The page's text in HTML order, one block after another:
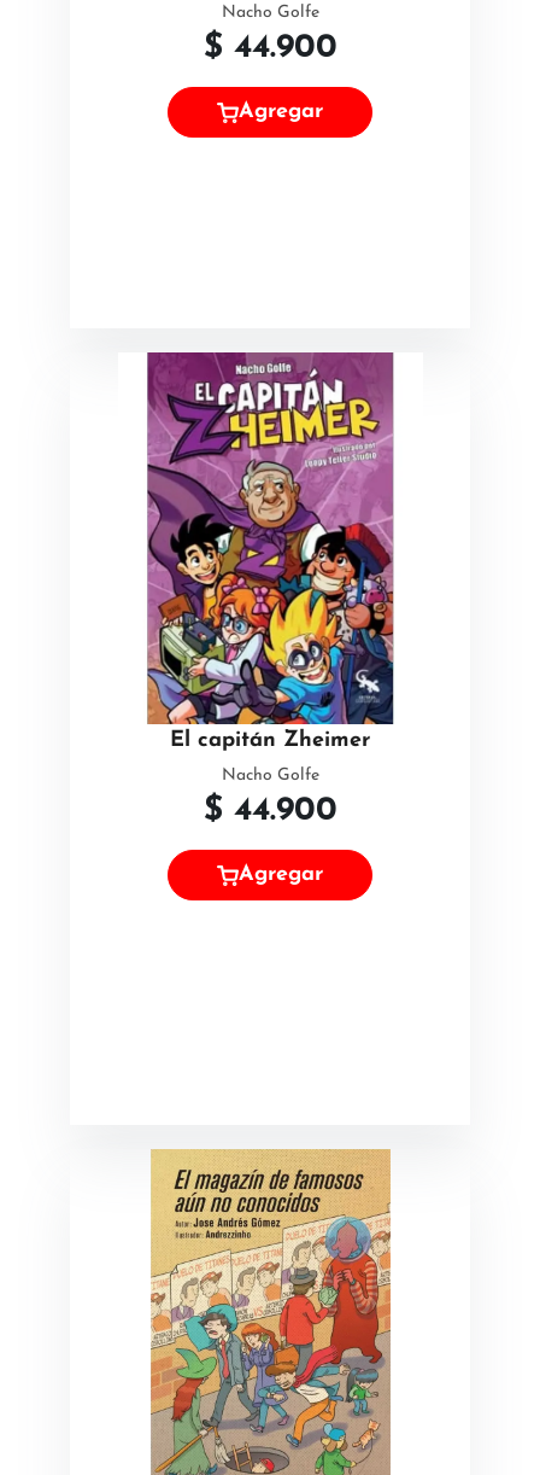
Nacho Golfe
$ 44.900
Agregar
El capitán Zheimer
Nacho Golfe
$ 44.900
Agregar